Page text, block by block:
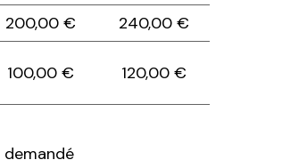
200,00 €
240,00 €
100,00 € 120,00 €